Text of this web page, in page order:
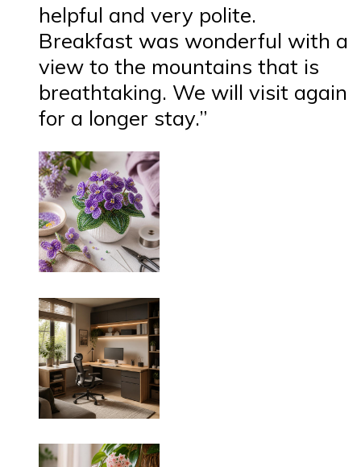
helpful and very polite.
Breakfast was wonderful with a
view to the mountains that is
breathtaking. We will visit again
for a longer stay.”